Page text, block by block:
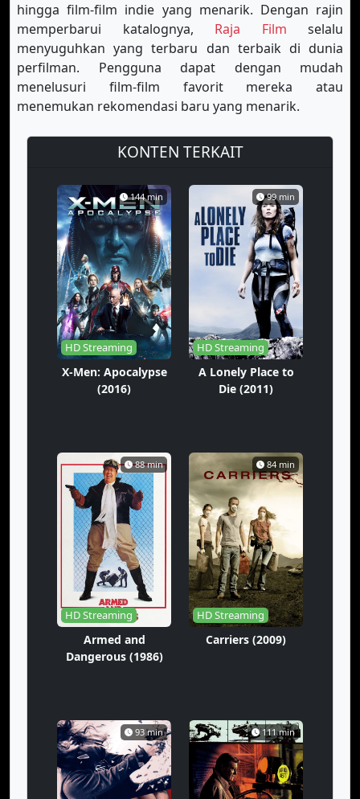
hingga film-film indie yang menarik. Dengan rajin
memperbarui katalognya, Raja Film selalu
menyuguhkan yang terbaru dan terbaik di dunia
perfilman. Pengguna dapat dengan mudah
menelusuri film-film favorit mereka atau
menemukan rekomendasi baru yang menarik.
KONTEN TERKAIT
144 min
HD Streaming
X-Men: Apocalypse
(2016)
99 min
HD Streaming
A Lonely Place to
Die (2011)
88 min
HD Streaming
Armed and
Dangerous (1986)
84 min
HD Streaming
Carriers (2009)
93 min 111 min